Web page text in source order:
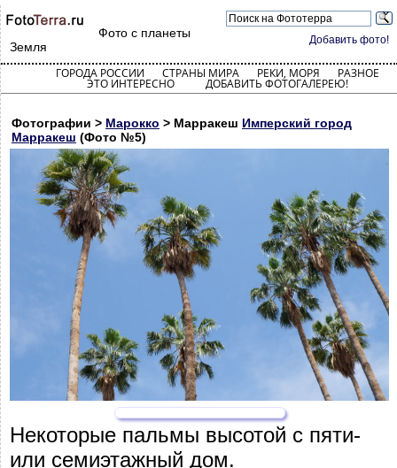
Добавить фото!
Фото с планеты
Земля
ГОРОДА РОССИИ СТРАНЫ МИРА РЕКИ, МОРЯ РАЗНОЕ
ЭТО ИНТЕРЕСНО ДОБАВИТЬ ФОТОГАЛЕРЕЮ!
Фотографии > Марокко > Марракеш Имперский город
Марракеш (Фото №5)
Некоторые пальмы высотой с пяти-
или семиэтажный дом.